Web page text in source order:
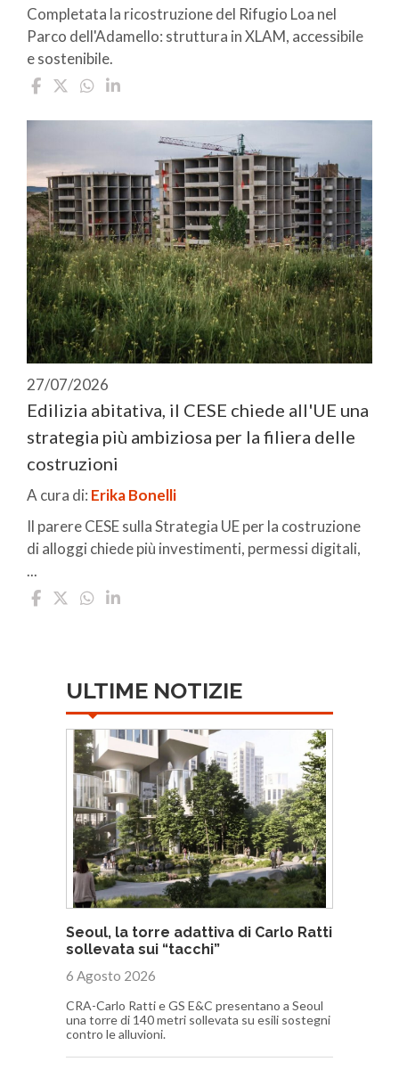
Completata la ricostruzione del Rifugio Loa nel
Parco dell'Adamello: struttura in XLAM, accessibile
e sostenibile.
27/07/2026
Edilizia abitativa, il CESE chiede all'UE una
strategia più ambiziosa per la filiera delle
costruzioni
A cura di: Erika Bonelli
Il parere CESE sulla Strategia UE per la costruzione
di alloggi chiede più investimenti, permessi digitali,
...
ULTIME NOTIZIE
Seoul, la torre adattiva di Carlo Ratti
sollevata sui “tacchi”
6 Agosto 2026
CRA-Carlo Ratti e GS E&C presentano a Seoul
una torre di 140 metri sollevata su esili sostegni
contro le alluvioni.